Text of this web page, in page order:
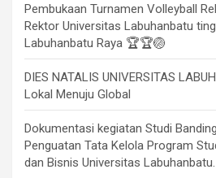
Pembukaan Turnamen Volleyball
Rektor Universitas Labuhanbatu
Labuhanbatu Raya 🏆🏆🏐
DIES NATALIS UNIVERSITAS
Lokal Menuju Global
Dokumentasi kegiatan Studi
Penguatan Tata Kelola Program
dan Bisnis Universitas Labuhanbatu.